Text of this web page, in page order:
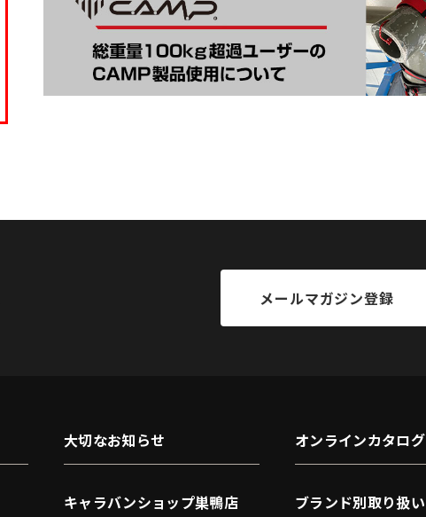
メールマガジン登録
大切なお知らせ
キャラバンショップ巣鴨店
オンラインカタログ
ブランド別取り扱い